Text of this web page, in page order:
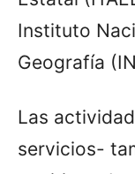
Instituto
Geografía
Las
servicios-